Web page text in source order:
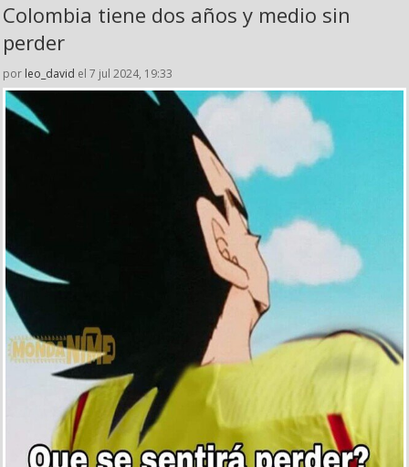
Colombia tiene dos años y medio sin
perder
por leo_david el 7 jul 2024, 19:33